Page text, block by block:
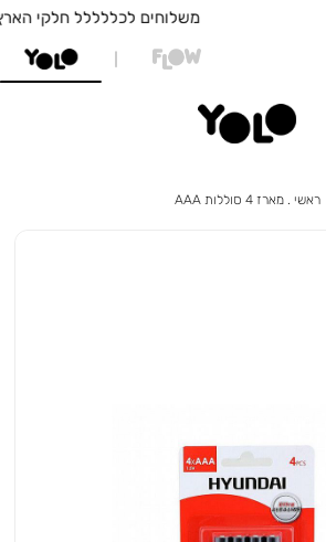
משלוחים לכללללל חלקי הארץ!!!
ראשי ראשי
מארז 4 סוללות AAA